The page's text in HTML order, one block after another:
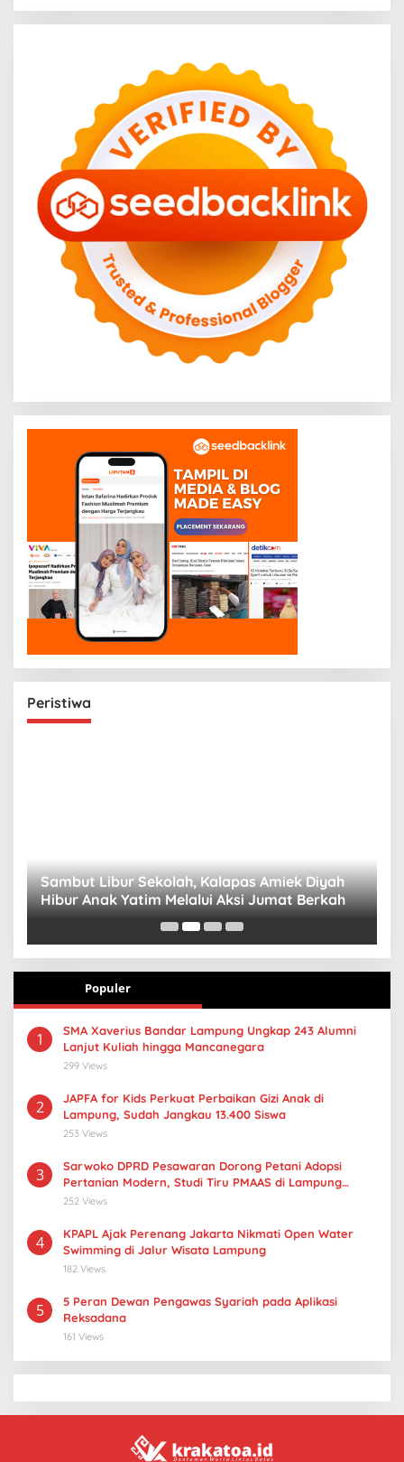
Peristiwa
Sambut Libur Sekolah, Kalapas Amiek Diyah
Hibur Anak Yatim Melalui Aksi Jumat Berkah
Populer
1
SMA Xaverius Bandar Lampung Ungkap 243 Alumni
Lanjut Kuliah hingga Mancanegara
299 Views
2
JAPFA for Kids Perkuat Perbaikan Gizi Anak di
Lampung, Sudah Jangkau 13.400 Siswa
253 Views
3
Sarwoko DPRD Pesawaran Dorong Petani Adopsi
Pertanian Modern, Studi Tiru PMAAS di Lampung
Tengah
252 Views
4
KPAPL Ajak Perenang Jakarta Nikmati Open Water
Swimming di Jalur Wisata Lampung
182 Views
5
5 Peran Dewan Pengawas Syariah pada Aplikasi
Reksadana
161 Views